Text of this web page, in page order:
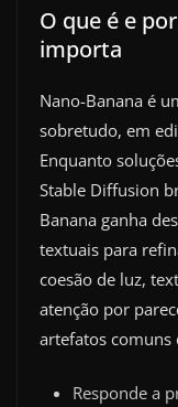
O que é e
importa
Nano-Banana é
sobretudo, em
Enquanto
Stable Diffusion
Banana ganha
textuais para
coesão de luz,
atenção por
artefatos comuns
Responde a